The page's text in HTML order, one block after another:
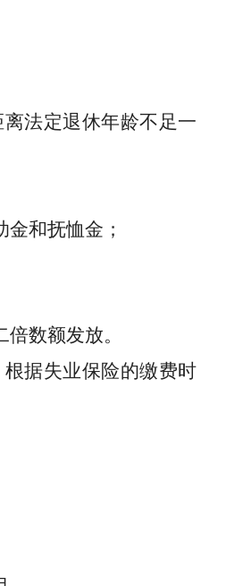
离法定退休年龄不足一
金和抚恤金 ；
倍数额发放。
据失业保险的缴费时